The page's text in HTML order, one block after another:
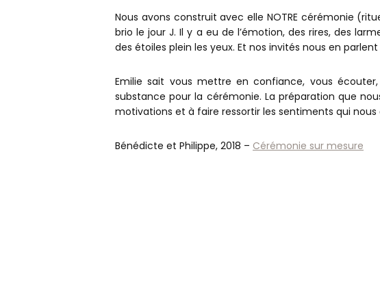
Nous avons construit avec elle NOTRE cérémonie
brio le jour J. Il y a eu de l’émotion, des rires, des
des étoiles plein les yeux. Et nos invités nous en
Emilie sait vous mettre en confiance, vous
substance pour la cérémonie. La préparation que
motivations et à faire ressortir les sentiments qui nous
Bénédicte et Philippe, 2018 – Cérémonie sur mesure